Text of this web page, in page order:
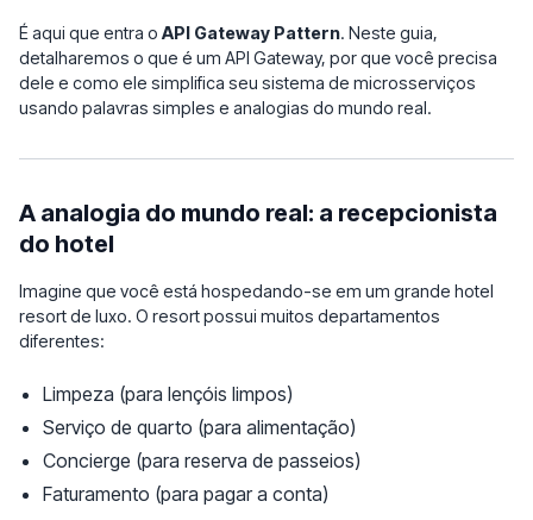
É aqui que entra o API Gateway Pattern. Neste guia,
detalharemos o que é um API Gateway, por que você precisa
dele e como ele simplifica seu sistema de microsserviços
usando palavras simples e analogias do mundo real.
A analogia do mundo real: a recepcionista
do hotel
Imagine que você está hospedando-se em um grande hotel
resort de luxo. O resort possui muitos departamentos
diferentes:
Limpeza (para lençóis limpos)
Serviço de quarto (para alimentação)
Concierge (para reserva de passeios)
Faturamento (para pagar a conta)